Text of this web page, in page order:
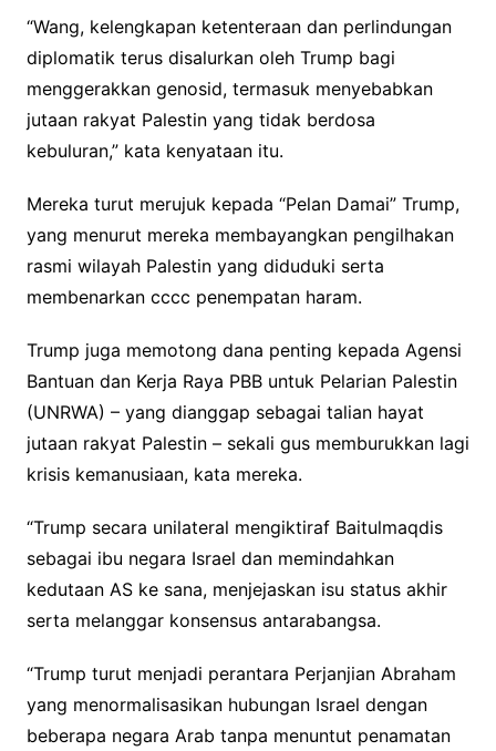
“Wang, kelengkapan ketenteraan dan perlindungan
diplomatik terus disalurkan oleh Trump bagi
menggerakkan genosid, termasuk menyebabkan
jutaan rakyat Palestin yang tidak berdosa
kebuluran,” kata kenyataan itu.
Mereka turut merujuk kepada “Pelan Damai” Trump,
yang menurut mereka membayangkan pengilhakan
rasmi wilayah Palestin yang diduduki serta
membenarkan cccc penempatan haram.
Trump juga memotong dana penting kepada Agensi
Bantuan dan Kerja Raya PBB untuk Pelarian Palestin
(UNRWA) – yang dianggap sebagai talian hayat
jutaan rakyat Palestin – sekali gus memburukkan lagi
krisis kemanusiaan, kata mereka.
“Trump secara unilateral mengiktiraf Baitulmaqdis
sebagai ibu negara Israel dan memindahkan
kedutaan AS ke sana, menjejaskan isu status akhir
serta melanggar konsensus antarabangsa.
“Trump turut menjadi perantara Perjanjian Abraham
yang menormalisasikan hubungan Israel dengan
beberapa negara Arab tanpa menuntut penamatan